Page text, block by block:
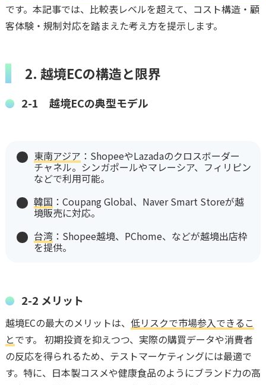
です。本記事では、比較表レベルを超えて、コスト構造・顧
客体験・規制対応を踏まえた考え方を提示します。
2. 越境ECの構造と限界
2-1 越境ECの典型モデル
東南アジア ：ShopeeやLazadaのクロスボーダー
チャネル。シンガポールやマレーシア、フィリピン
などで利用可能。
韓国 ：Coupang Global、Naver Smart Storeが越
境販売に対応。
台湾：Shopee越境、PChome、などが越境出店枠
を提供。
2-2 メリット
越境ECの最大のメリットは、 低リスクで市場参入できるこ
とです。 初期投資を抑えつつ、実際の購買データや消費者
の反応を得られるため、テストマーケティングには最適で
す。特に、日本製コスメや健康食品のようにブランド力の高